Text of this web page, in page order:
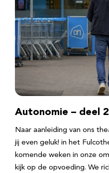
Autonomie – deel 2
Naar aanleiding van ons
jij even geluk! in het
komende weken in onze
kijk op de opvoeding. We